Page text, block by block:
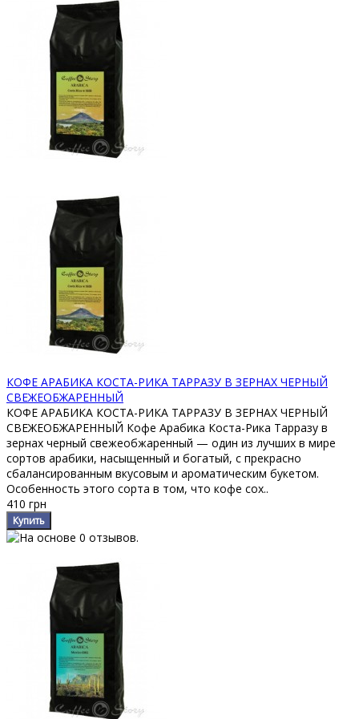
КОФЕ АРАБИКА КОСТА-РИКА ТАРРАЗУ В ЗЕРНАХ ЧЕРНЫЙ
СВЕЖЕОБЖАРЕННЫЙ
КОФЕ АРАБИКА КОСТА-РИКА ТАРРАЗУ В ЗЕРНАХ ЧЕРНЫЙ
СВЕЖЕОБЖАРЕННЫЙ Кофе Арабика Коста-Рика Тарразу в
зернах черный свежеобжаренный — один из лучших в мире
сортов арабики, насыщенный и богатый, с прекрасно
сбалансированным вкусовым и ароматическим букетом.
Особенность этого сорта в том, что кофе сох..
410 грн